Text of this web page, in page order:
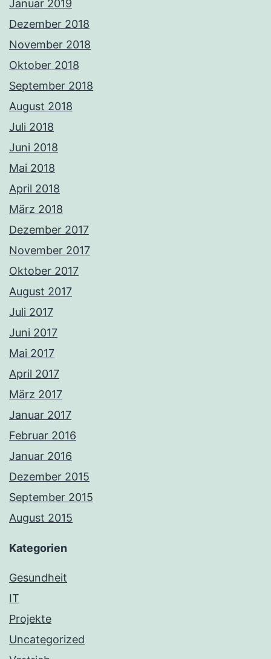
Januar 2019
Dezember 2018
November 2018
Oktober 2018
September 2018
August 2018
Juli 2018
Juni 2018
Mai 2018
April 2018
März 2018
Dezember 2017
November 2017
Oktober 2017
August 2017
Juli 2017
Juni 2017
Mai 2017
April 2017
März 2017
Januar 2017
Februar 2016
Januar 2016
Dezember 2015
September 2015
August 2015
Kategorien
Gesundheit
IT
Projekte
Uncategorized